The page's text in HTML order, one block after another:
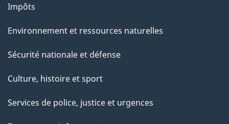
Impôts
Environnement et ressources naturelles
Sécurité nationale et défense
Culture, histoire et sport
Services de police, justice et urgences